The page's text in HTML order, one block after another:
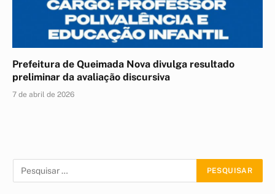
Prefeitura de Queimada Nova divulga resultado
preliminar da avaliação discursiva
7 de abril de 2026